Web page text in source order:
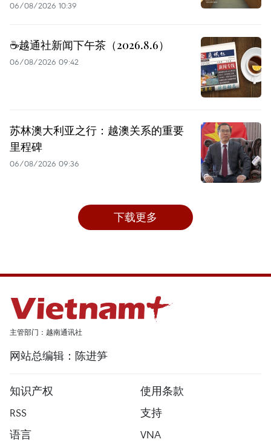
06/08/2026 10:39
☕️越通社新闻下午茶（2026.8.6）
06/08/2026 09:42
苏林澳大利亚之行：越澳关系的重要
里程碑
06/08/2026 09:36
下载更多
主管部门：越南通讯社
网站总编辑：陈进笋
知识产权
使用条款
RSS
支持
语言
VNA